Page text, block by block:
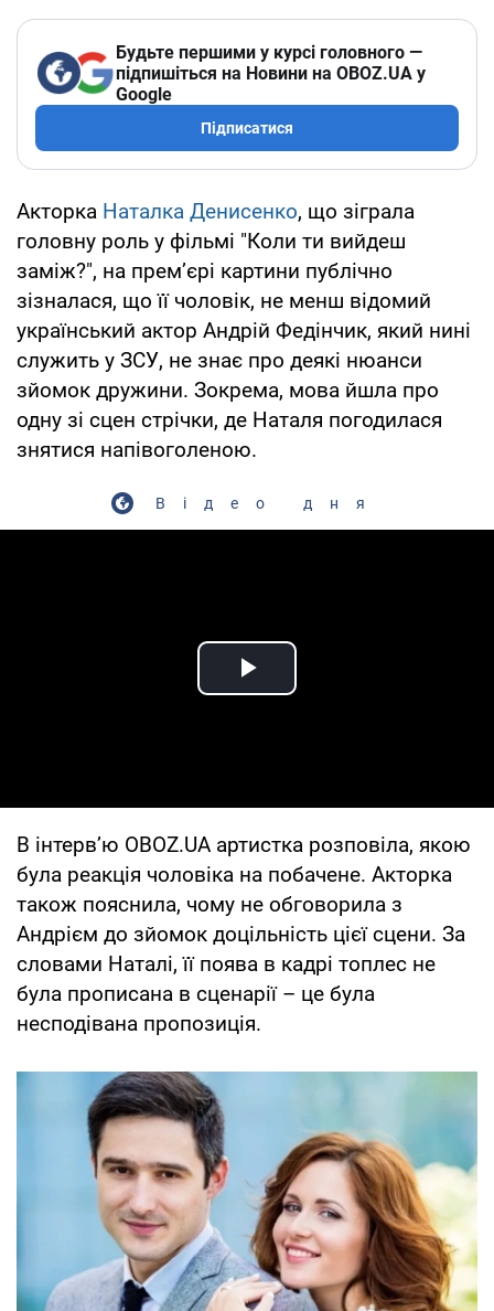
Будьте першими у курсі головного —
підпишіться на Новини на OBOZ.UA у
Google
Підписатися
Акторка Наталка Денисенко, що зіграла
головну роль у фільмі "Коли ти вийдеш
заміж?", на прем’єрі картини публічно
зізналася, що її чоловік, не менш відомий
український актор Андрій Федінчик, який нині
служить у ЗСУ, не знає про деякі нюанси
зйомок дружини. Зокрема, мова йшла про
одну зі сцен стрічки, де Наталя погодилася
знятися напівоголеною.
Відео дня
Play Video
В інтерв’ю OBOZ.UA артистка розповіла, якою
була реакція чоловіка на побачене. Акторка
також пояснила, чому не обговорила з
Андрієм до зйомок доцільність цієї сцени. За
словами Наталі, її поява в кадрі топлес не
була прописана в сценарії – це була
несподівана пропозиція.